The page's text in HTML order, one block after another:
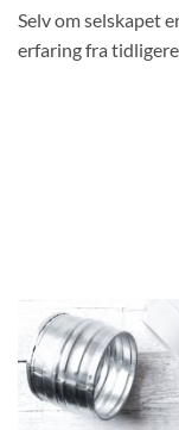
Selv om selskapet
erfaring fra tidligere.